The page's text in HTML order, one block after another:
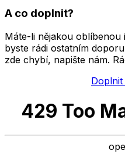
A co doplnit?
Máte-li nějakou
byste rádi ostatním
zde chybí, napište nám.
429 Too